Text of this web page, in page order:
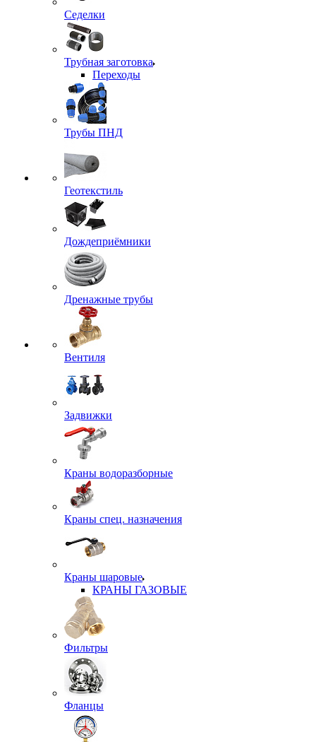
Седелки
Трубная заготовка
Переходы
Трубы ПНД
Геотекстиль
Дождеприёмники
Дренажные трубы
Вентиля
Задвижки
Краны водоразборные
Краны спец. назначения
Краны шаровые
КРАНЫ ГАЗОВЫЕ
Фильтры
Фланцы